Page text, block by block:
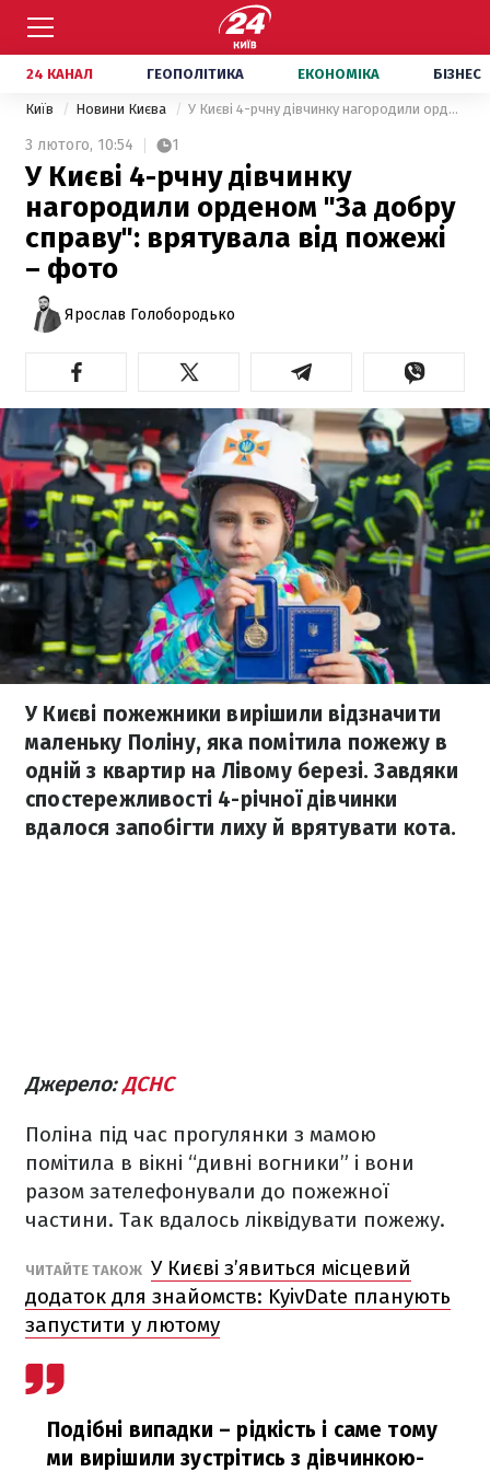
24 КАНАЛ ГЕОПОЛІТИКА ЕКОНОМІКА БІЗНЕС
Київ Новини Києва У Києві 4-рчну дівчинку нагородили орденом "За добру справу": врятувала від пожежі – фото
3 лютого, 10:54 1
У Києві 4-рчну дівчинку
нагородили орденом "За добру
справу": врятувала від пожежі
– фото
Ярослав Голобородько
У Києві пожежники вирішили відзначити
маленьку Поліну, яка помітила пожежу в
одній з квартир на Лівому березі. Завдяки
спостережливості 4-річної дівчинки
вдалося запобігти лиху й врятувати кота.
Джерело:ДСНС
Поліна під час прогулянки з мамою
помітила в вікні “дивні вогники” і вони
разом зателефонували до пожежної
частини. Так вдалось ліквідувати пожежу.
ЧИТАЙТЕ ТАКОЖ У Києві з’явиться місцевий
додаток для знайомств: KyivDate планують
запустити у лютому
Подібні випадки – рідкість і саме тому
ми вирішили зустрітись з дівчинкою-